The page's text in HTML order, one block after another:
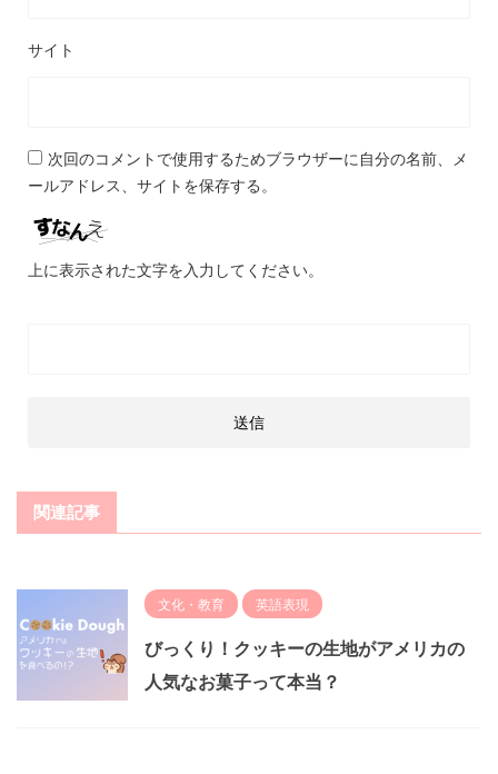
サイト
次回のコメントで使用するためブラウザーに自分の名前、メ
ールアドレス、サイトを保存する。
上に表示された文字を入力してください。
関連記事
文化・教育 英語表現
びっくり！クッキーの生地がアメリカの
人気なお菓子って本当？